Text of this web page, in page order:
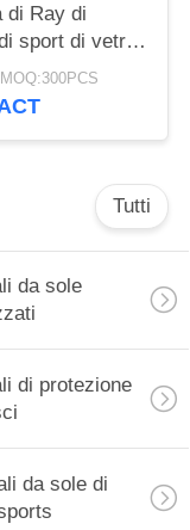
di Ray di
sport di vetro
occhiali di
anti
Tutti
da sole
di protezione
da sole di